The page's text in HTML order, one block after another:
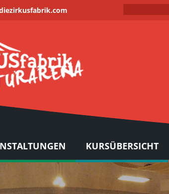
KURSÜBERSICHT